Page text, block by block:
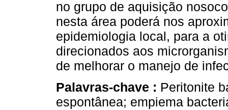
no grupo de aquisição
nesta área poderá nos
epidemiologia local, para a
direcionados aos
de melhorar o manejo de
Palavras-chave : Peritonite
espontânea; empiema